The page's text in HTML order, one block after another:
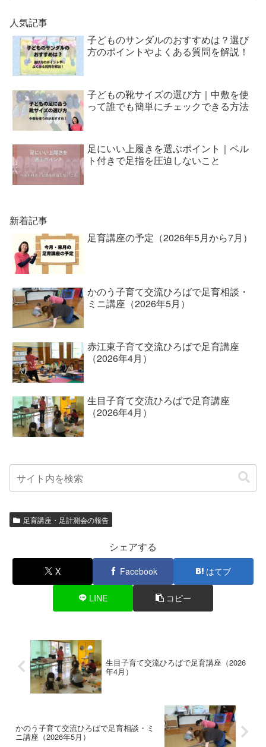
人気記事
子どものサンダルのおすすめは？選び
方のポイントやよくある質問を解説！
子どもの靴サイズの選び方｜中敷を使
って誰でも簡単にチェックできる方法
足にいい上履きを選ぶポイント｜ベル
ト付きで足指を圧迫しないこと
新着記事
足育講座の予定（2026年5月から7月）
かのう子育て交流ひろばで足育相談・
ミニ講座（2026年5月）
赤江東子育て交流ひろばで足育講座
（2026年4月）
生目子育て交流ひろばで足育講座
（2026年4月）
足育講座・足計測会の報告
シェアする
X Facebook はてブ
LINE コピー
生目子育て交流ひろばで足育講座（2026
年4月）
かのう子育て交流ひろばで足育相談・ミ
ニ講座（2026年5月）